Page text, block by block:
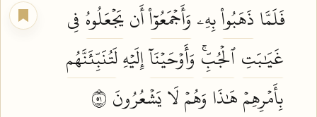
فَلَمَّا ذَهَبُواْبِهِۦ وَأَجۡمَعُوٓاْأَنيَجۡعَلُوهُفِي
غَيَٰبَتِٱلۡجُبِّۚ وَأَوۡحَيۡنَآإِلَيۡهِلَتُنَبِّئَنَّهُم
بِأَمۡرِهِمۡهَٰذَا وَهُمۡلَايَشۡعُرُونَ